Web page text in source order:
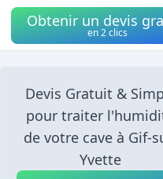
Obtenir un devis
en 2 clics
Devis Gratuit &
pour traiter
de votre cave à Gif-
Yvette